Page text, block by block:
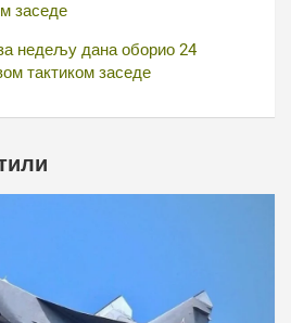
заседе
недељу дана оборио 24
тактиком заседе